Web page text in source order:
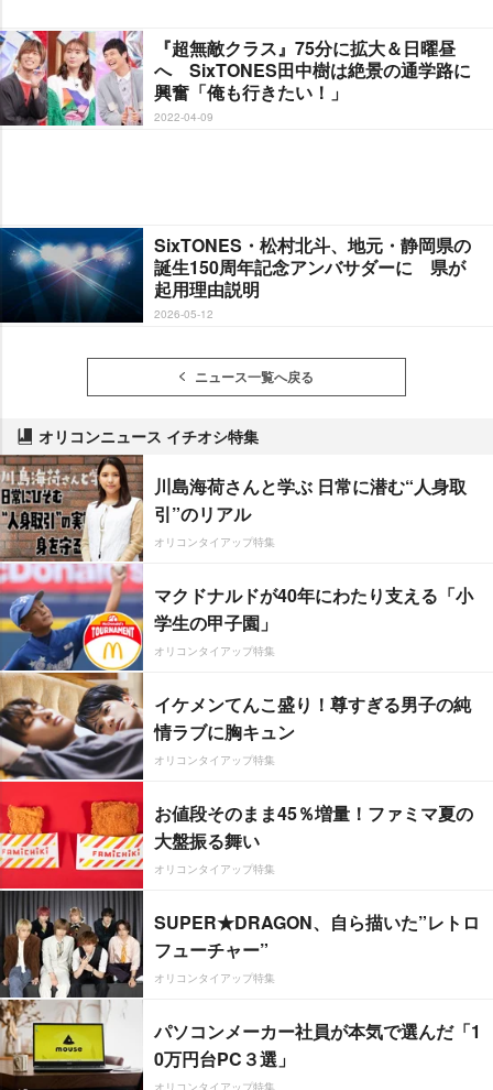
『超無敵クラス』75分に拡大＆日曜昼
へ SixTONES田中樹は絶景の通学路に
興奮「俺も行きたい！」
2022-04-09
SixTONES・松村北斗、地元・静岡県の
誕生150周年記念アンバサダーに 県が
起用理由説明
2026-05-12
ニュース一覧へ戻る
オリコンニュース イチオシ特集
川島海荷さんと学ぶ 日常に潜む“人身取
引”のリアル
オリコンタイアップ特集
マクドナルドが40年にわたり支える「小
学生の甲子園」
オリコンタイアップ特集
イケメンてんこ盛り！尊すぎる男子の純
情ラブに胸キュン
オリコンタイアップ特集
お値段そのまま45％増量！ファミマ夏の
大盤振る舞い
オリコンタイアップ特集
SUPER★DRAGON、自ら描いた”レトロ
フューチャー”
オリコンタイアップ特集
パソコンメーカー社員が本気で選んだ「1
0万円台PC３選」
オリコンタイアップ特集